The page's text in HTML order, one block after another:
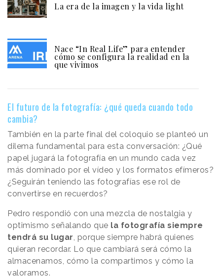
La era de la imagen y la vida light
Nace “In Real Life” para entender
cómo se configura la realidad en la
que vivimos
El futuro de la fotografía: ¿qué queda cuando todo
cambia?
También en la parte final del coloquio se planteó un
dilema fundamental para esta conversación: ¿Qué
papel jugará la fotografía en un mundo cada vez
más dominado por el vídeo y los formatos efímeros?
¿Seguirán teniendo las fotografías ese rol de
convertirse en recuerdos?
Pedro respondió con una mezcla de nostalgia y
optimismo señalando que la fotografía siempre
tendrá su lugar , porque siempre habrá quienes
quieran recordar. Lo que cambiará será cómo la
almacenamos, cómo la compartimos y cómo la
valoramos.